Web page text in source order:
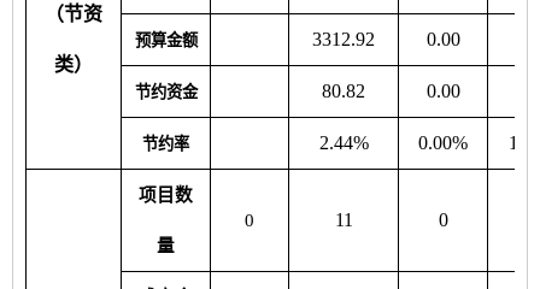
（节资
类）
预算金额 3312.92 0.00
节约资金 80.82 0.00
节约率 2.44% 0.00%
项目数
量
0 11 0